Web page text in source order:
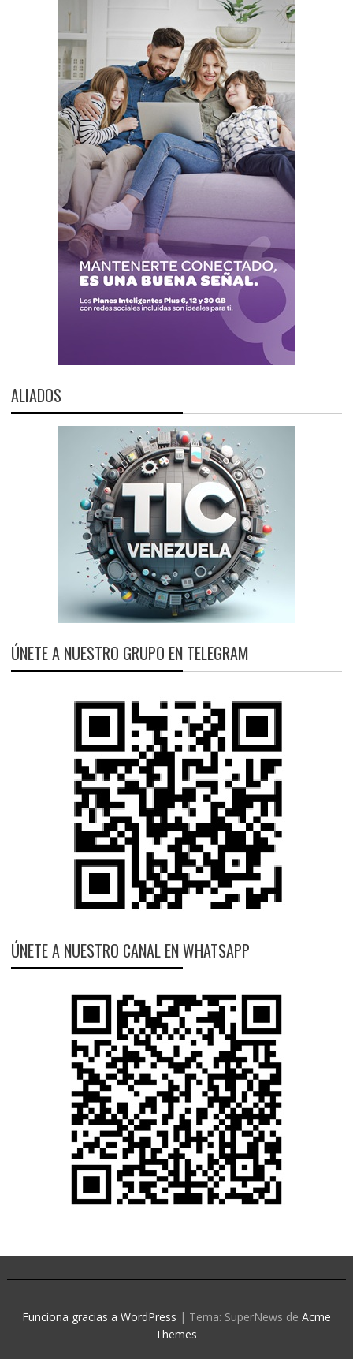
ALIADOS
ÚNETE A NUESTRO GRUPO EN TELEGRAM
ÚNETE A NUESTRO CANAL EN WHATSAPP
Funciona gracias a WordPress | Tema: SuperNews de Acme
Themes